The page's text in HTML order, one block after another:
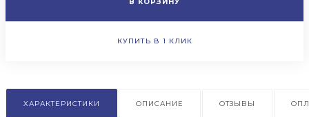
КУПИТЬ В 1 КЛИК
ХАРАКТЕРИСТИКИ ОПИСАНИЕ ОТЗЫВЫ